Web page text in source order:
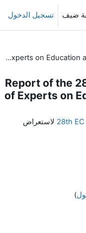
ضيف تسجيل الدخول
Report of the 28th, the last, EC Panel of Experts on Education and Training
Report of the
of Experts on
28th لاستعراض
)